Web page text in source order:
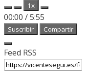
1x
00:00 /5:55
Suscribir Compartir
Feed RSS